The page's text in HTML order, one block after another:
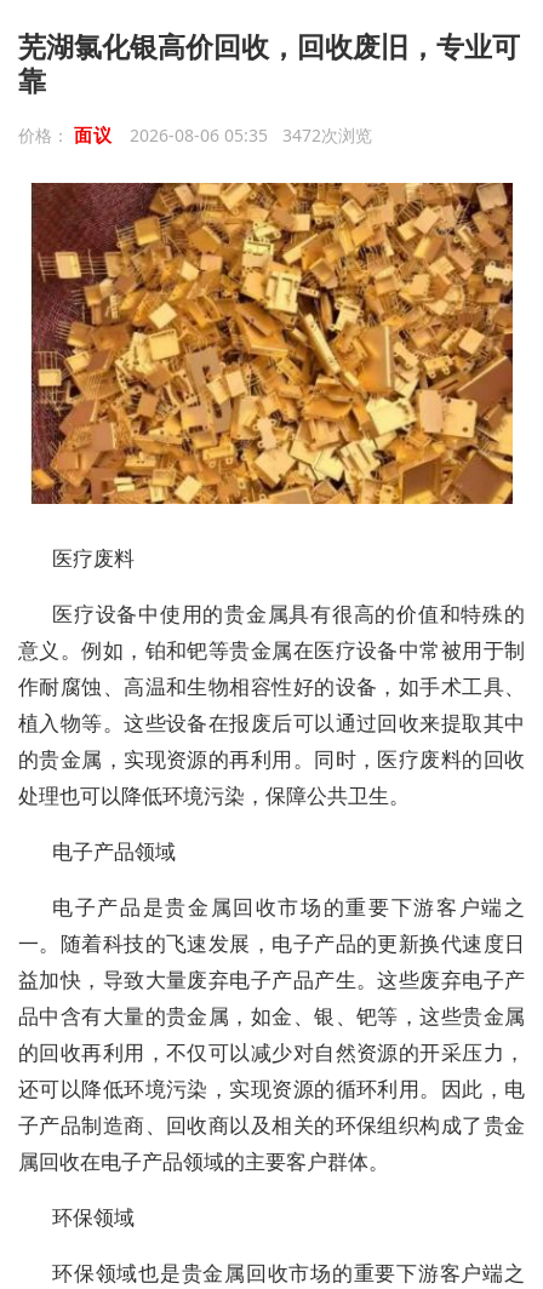
芜湖氯化银高价回收，回收废旧，专业可
靠
价格： 面议 2026-08-06 05:35 3472次浏览
医疗废料
医疗设备中使用的贵金属具有很高的价值和特殊的
意义。例如，铂和钯等贵金属在医疗设备中常被用于制
作耐腐蚀、高温和生物相容性好的设备，如手术工具、
植入物等。这些设备在报废后可以通过回收来提取其中
的贵金属，实现资源的再利用。同时，医疗废料的回收
处理也可以降低环境污染，保障公共卫生。
电子产品领域
电子产品是贵金属回收市场的重要下游客户端之
一。随着科技的飞速发展，电子产品的更新换代速度日
益加快，导致大量废弃电子产品产生。这些废弃电子产
品中含有大量的贵金属，如金、银、钯等，这些贵金属
的回收再利用，不仅可以减少对自然资源的开采压力，
还可以降低环境污染，实现资源的循环利用。因此，电
子产品制造商、回收商以及相关的环保组织构成了贵金
属回收在电子产品领域的主要客户群体。
环保领域
环保领域也是贵金属回收市场的重要下游客户端之